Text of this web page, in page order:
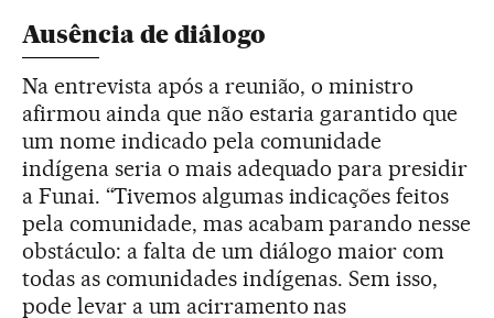
Ausência de diálogo
Na entrevista após a reunião, o ministro
afirmou ainda que não estaria garantido que
um nome indicado pela comunidade
indígena seria o mais adequado para presidir
a Funai. “Tivemos algumas indicações feitos
pela comunidade, mas acabam parando nesse
obstáculo: a falta de um diálogo maior com
todas as comunidades indígenas. Sem isso,
pode levar a um acirramento nas